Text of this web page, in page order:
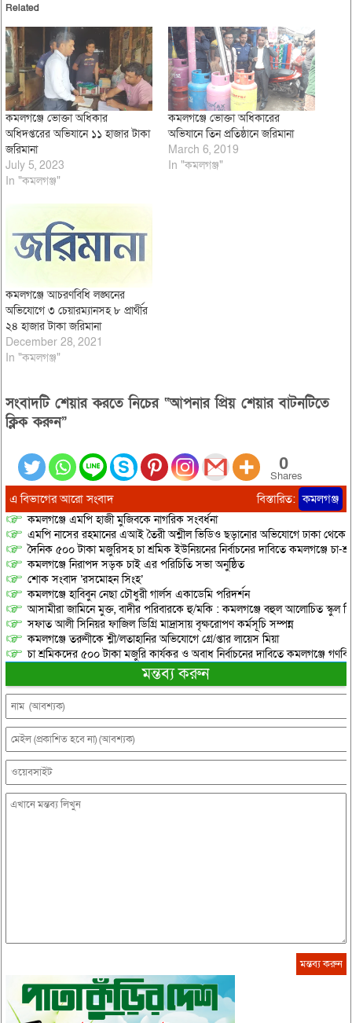
Related
কমলগঞ্জে ভোক্তা অধিকার
অধিদপ্তরের অভিযানে ১১ হাজার টাকা
জরিমানা
July 5, 2023
In "কমলগঞ্জ"
কমলগঞ্জে ভোক্তা অধিকারের
অভিযানে তিন প্রতিষ্ঠানে জরিমানা
March 6, 2019
In "কমলগঞ্জ"
কমলগঞ্জে আচরণবিধি লঙ্ঘনের
অভিযোগে ৩ চেয়ারম্যানসহ ৮ প্রার্থীর
২৪ হাজার টাকা জরিমানা
December 28, 2021
In "কমলগঞ্জ"
সংবাদটি শেয়ার করতে নিচের “আপনার প্রিয় শেয়ার বাটনটিতে
ক্লিক করুন”
0
Shares
এ বিভাগের আরো সংবাদ বিস্তারিত: কমলগঞ্জ
কমলগঞ্জে এমপি হাজী মুজিবকে নাগরিক সংবর্ধনা
এমপি নাসের রহমানের এআই তৈরী অশ্লীল ভিডিও ছড়ানোর অভিযোগে ঢাকা থেকে
দৈনিক ৫০০ টাকা মজুরিসহ চা শ্রমিক ইউনিয়নের নির্বাচনের দাবিতে কমলগঞ্জে চা-
কমলগঞ্জে নিরাপদ সড়ক চাই এর পরিচিতি সভা অনুষ্ঠিত
শোক সংবাদ ‘রসমোহন সিংহ’
কমলগঞ্জে হাবিবুন নেছা চৌধুরী গার্লস একাডেমি পরিদর্শন
আসামীরা জামিনে মুক্ত, বাদীর পরিবারকে হু/মকি : কমলগঞ্জে বহুল আলোচিত স্কুল
সফাত আলী সিনিয়র ফাজিল ডিগ্রি মাদ্রাসায় বৃক্ষরোপণ কর্মসূচি সম্পন্ন
কমলগঞ্জে তরুণীকে শ্লী/লতাহানির অভিযোগে গ্রে/প্তার লায়েস মিয়া
চা শ্রমিকদের ৫০০ টাকা মজুরি কার্যকর ও অবাধ নির্বাচনের দাবিতে কমলগঞ্জে
মন্তব্য করুন